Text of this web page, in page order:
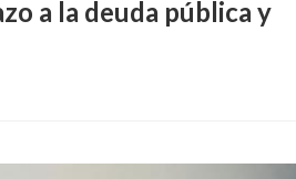
a la deuda pública y